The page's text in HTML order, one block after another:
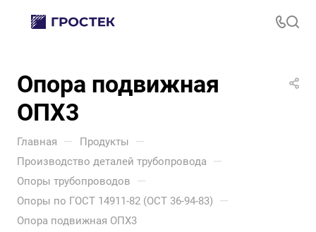
Опора подвижная
ОПХ3
Главная — Продукты —
Производство деталей трубопровода —
Опоры трубопроводов —
Опоры по ГОСТ 14911-82 (ОСТ 36-94-83) —
Опора подвижная ОПХ3